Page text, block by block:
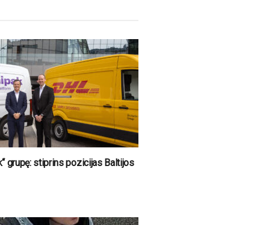
grupę: stiprins pozicijas Baltijos